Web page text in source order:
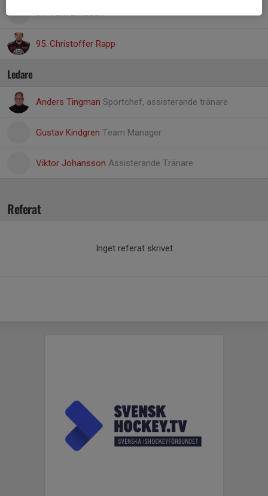
91. Tom Eriksson
95. Christoffer Rapp
Ledare
Anders Tingman Sportchef, assisterande tränare
Gustav Kindgren Team Manager
Viktor Johansson Assisterande Tränare
Referat
Inget referat skrivet